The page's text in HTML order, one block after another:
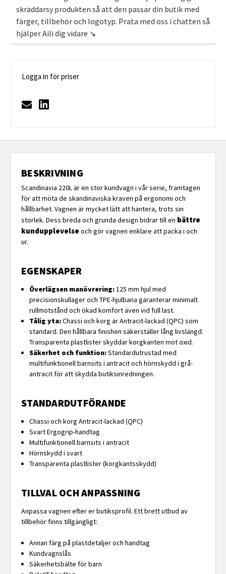
skräddarsy produkten så att den passar din butik med
färger, tillbehör och logotyp. Prata med oss i chatten så
hjälper Aili dig vidare ↘️
Logga in för priser
BESKRIVNING
Scandinavia 220L är en stor kundvagn i vår serie, framtagen
för att möta de skandinaviska kraven på ergonomi och
hållbarhet. Vagnen är mycket lätt att hantera, trots sin
storlek. Dess breda och grunda design bidrar till en bättre
kundupplevelse och gör vagnen enklare att packa i och
ur.
EGENSKAPER
Överlägsen manövrering:125 mm hjul med
precisionskullager och TPE-hjulbana garanterar minimalt
rullmotstånd och ökad komfort även vid full last.
Tålig yta:Chassi och korg är Antracit-lackad (QPC) som
standard. Den hållbara finishen säkerställer lång livslängd.
Transparenta plastlister skyddar korgkanten mot oxid.
Säkerhet och funktion:Standardutrustad med
multifunktionell barnsits i antracit och hörnskydd i grå-
antracit för att skydda butiksinredningen.
STANDARDUTFÖRANDE
Chassi och korg Antracit-lackad (QPC)
Svart Ergogrip-handtag
Multifunktionell barnsits i antracit
Hörnskydd i svart
Transparenta plastlister (korgkantsskydd)
TILLVAL OCH ANPASSNING
Anpassa vagnen efter er butiksprofil. Ett brett utbud av
tillbehör finns tillgängligt:
Annan färg på plastdetaljer och handtag
Kundvagnslås
Säkerhetsbälte för barn